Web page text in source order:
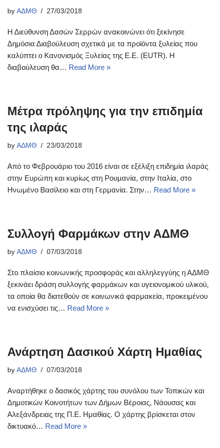
by ΑΔΜΘ 27/03/2018
Η Διεύθυνση Δασών Σερρών ανακοινώνει ότι ξεκίνησε
Δημόσια Διαβούλευση σχετικά με τα προϊόντα ξυλείας που
καλύπτει ο Κανονισμός Ξυλείας της Ε.Ε. (EUTR). Η
διαβούλευση θα… Read More »
Μέτρα πρόληψης για την επιδημία
της ιλαράς
by ΑΔΜΘ 23/03/2018
Από το Φεβρουάριο του 2016 είναι σε εξέλιξη επιδημία ιλαράς
στην Ευρώπη και κυρίως στη Ρουμανία, στην Ιταλία, στο
Ηνωμένο Βασίλειο και στη Γερμανία. Στην… Read More »
Συλλογή Φαρμάκων στην ΑΔΜΘ
by ΑΔΜΘ 07/03/2018
Στο πλαίσιο κοινωνικής προσφοράς και αλληλεγγύης η ΑΔΜΘ
ξεκινάει δράση συλλογής φαρμάκων και υγειονομικού υλικού,
τα οποία θα διατεθούν σε κοινωνικά φαρμακεία, προκειμένου
να ενισχύσει τις… Read More »
Ανάρτηση Δασικού Χάρτη Ημαθίας
by ΑΔΜΘ 07/03/2018
Αναρτήθηκε ο δασικός χάρτης του συνόλου των Τοπικών και
Δημοτικών Κοινοτήτων των Δήμων Βέροιας, Νάουσας και
Αλεξάνδρειας της Π.Ε. Ημαθίας. Ο χάρτης βρίσκεται στον
δικτυακό… Read More »